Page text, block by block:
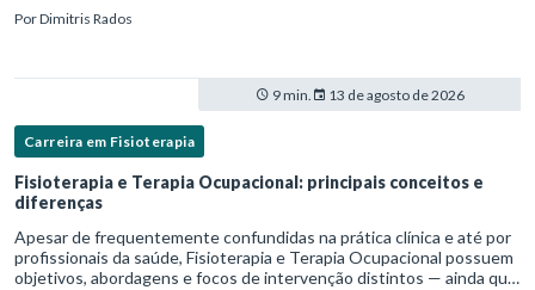
patofisiológico, e não c
PorDimitris Rados
9 min. 13 de agosto de 2026
Carreira em Fisioterapia
Fisioterapia e Terapia Ocupacional: principais conceitos e
diferenças
Apesar de frequentemente confundidas na prática clínica e até por
profissionais da saúde, Fisioterapia e Terapia Ocupacional possuem
objetivos, abordagens e focos de intervenção distintos — ainda que